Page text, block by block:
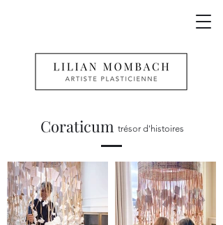
Coraticum trésor d'histoires